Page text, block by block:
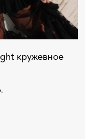
кружевное